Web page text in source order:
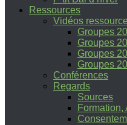
Ressources
Vidéos
Groupes
Groupes
Groupes
Groupes
Conférences
Regards
Sources
Formation,